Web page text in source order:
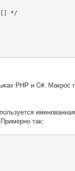
*/
PHP и C#.
так: